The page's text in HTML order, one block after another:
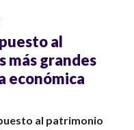
al
más grandes
económica
al patrimonio